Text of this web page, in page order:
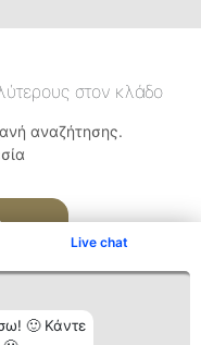
Live chat
🙂 Κάντε
στον κλάδο
αναζήτησης.